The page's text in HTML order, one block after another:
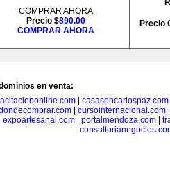
COMPRAR AHORA
Precio $890.00
COMPRAR AHORA
Precio
en venta:
casasencarlospaz.com
| cursointernacional.com
expoartesanal.com| portalmendoza.com|